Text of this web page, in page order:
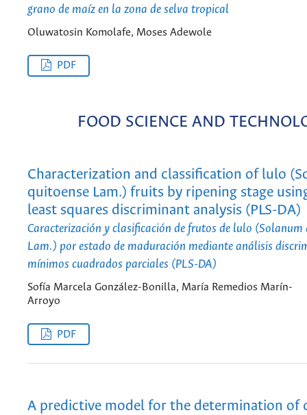
grano de maíz en la zona de selva tropical
Oluwatosin Komolafe, Moses Adewole
PDF
FOOD SCIENCE AND
Characterization and classification of lulo
quitoense Lam.) fruits by ripening stage
least squares discriminant analysis (PLS-DA)
Caracterización y clasificación de frutos de lulo (Solanum
Lam.) por estado de maduración mediante análisis
mínimos cuadrados parciales (PLS-DA)
Sofía Marcela González-Bonilla, María Remedios Marín-
Arroyo
PDF
A predictive model for the determination of